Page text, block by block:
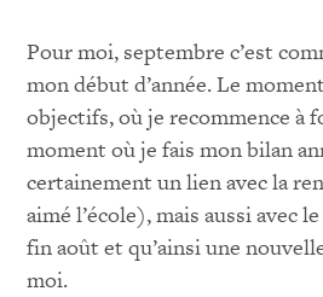
Pour moi, septembre c’est
mon début d’année. Le
objectifs, où je recommence à
moment où je fais mon bilan
certainement un lien avec la
aimé l’école), mais aussi avec
fin août et qu’ainsi une
moi.